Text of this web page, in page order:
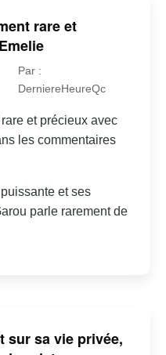
rare et
Par :
DerniereHeureQc
et précieux avec
les commentaires
et ses
parle rarement de
sur sa vie privée,